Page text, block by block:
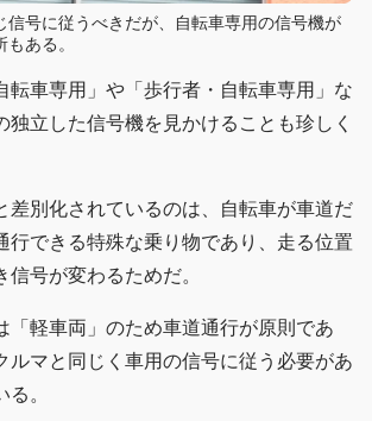
信号に従うべきだが、自転車専用の信号機が
ある。
転車専用」や「歩行者・自転車専用」な
独立した信号機を見かけることも珍しく
差別化されているのは、自転車が車道だ
行できる特殊な乗り物であり、走る位置
信号が変わるためだ。
「軽車両」のため車道通行が原則であ
ルマと同じく車用の信号に従う必要があ
。